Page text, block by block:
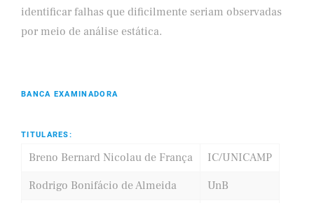
identificar falhas que dificilmente seriam observadas
por meio de análise estática.
BANCA EXAMINADORA
TITULARES:
Breno Bernard Nicolau de França
IC/UNICAMP
Rodrigo Bonifácio de Almeida
UnB